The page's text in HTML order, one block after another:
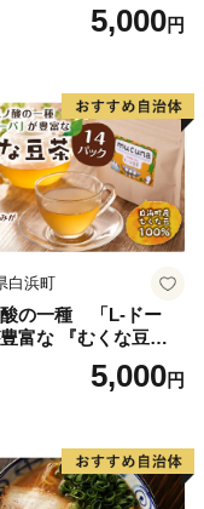
5,000円
白浜町
酸の一種 「L-ドー
富な 『むくな豆
5,000円